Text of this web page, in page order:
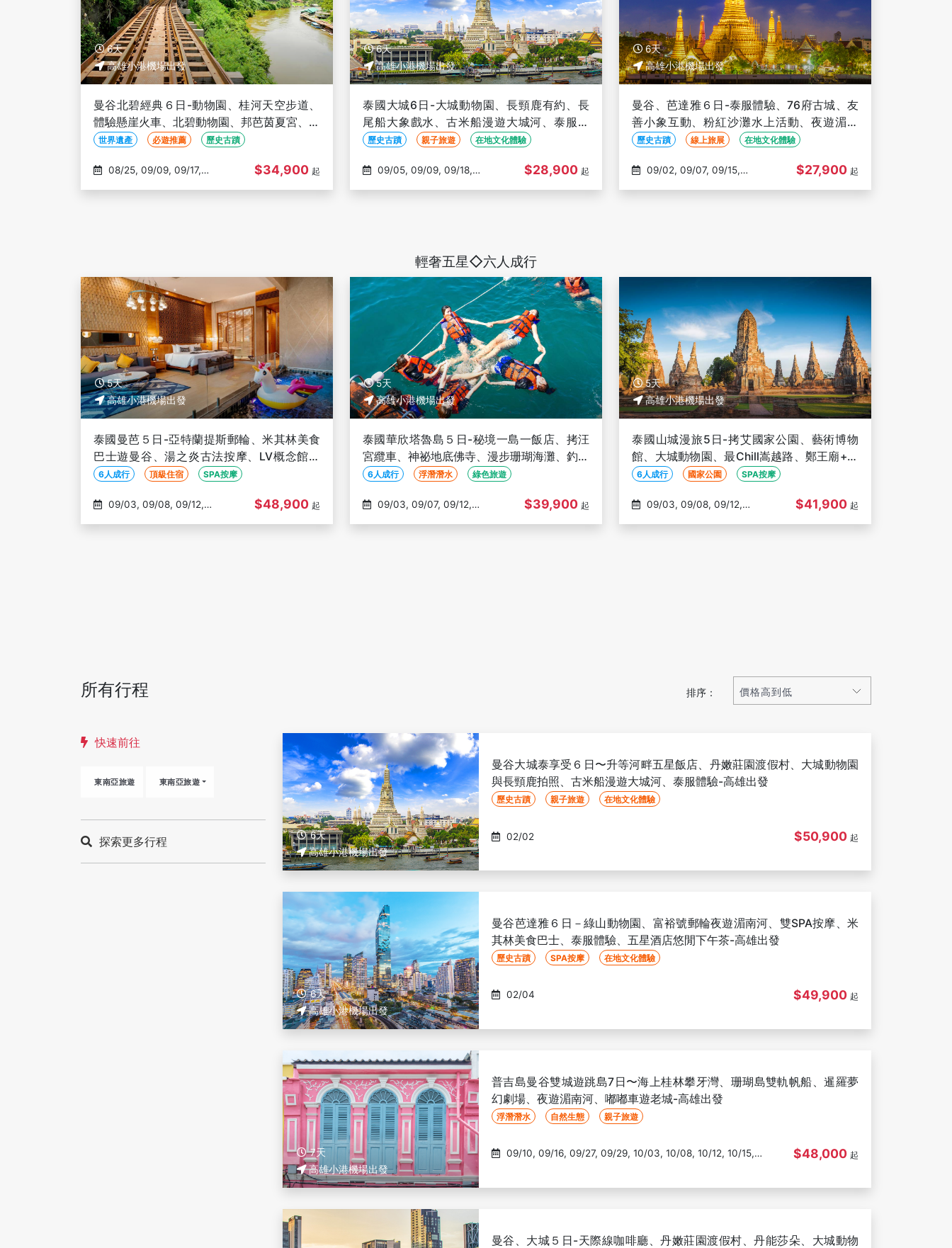
6天
高雄小港機場出發
曼谷北碧經典６日-動物園、桂河天空步道、
體驗懸崖火車、北碧動物園、邦芭茵夏宮、夜
遊昭披耶河、無購物【泰航】-高雄出發
世界遺產 必遊推薦 歷史古蹟
$34,900 起
6天
高雄小港機場出發
泰國大城6日-大城動物園、長頸鹿有約、長
尾船大象戲水、古米船漫遊大城河、泰服體
驗、海景下午茶、泰式指壓【泰航】-高雄出
歷史古蹟 親子旅遊 在地文化體驗
$28,900 起
6天
高雄小港機場出發
曼谷、芭達雅６日-泰服體驗、76府古城、友
善小象互動、粉紅沙灘水上活動、夜遊湄南
河、流水蝦、耀華力路【泰航】-高雄出發
歷史古蹟 線上旅展 在地文化體驗
$27,900 起
輕奢五星◇六人成行
5天
高雄小港機場出發
泰國曼芭５日-亞特蘭提斯郵輪、米其林美食
巴士遊曼谷、湯之炎古法按摩、LV概念館、
丹能莎朵、椰林咖啡【六人成行、高雄出發】
6人成行 頂級住宿 SPA按摩
$48,900 起
5天
高雄小港機場出發
泰國華欣塔魯島５日-秘境一島一飯店、拷汪
宮纜車、神祕地底佛寺、漫步珊瑚海灘、釣魷
魚、侏儸紀體驗展【六人成行、高雄出發】
6人成行 浮潛潛水 綠色旅遊
$39,900 起
5天
高雄小港機場出發
泰國山城漫旅5日-拷艾國家公園、藝術博物
館、大城動物園、最Chill嵩越路、鄭王廟+泰
服體驗【六人成行、高雄出發】
6人成行 國家公園 SPA按摩
$41,900 起
所有行程 排序：
快速前往
東南亞旅遊 東南亞旅遊
探索更多行程
6天
高雄小港機場出發
曼谷大城泰享受６日〜升等河畔五星飯店、丹嫩莊園渡假村、大城動物園
與長頸鹿拍照、古米船漫遊大城河、泰服體驗-高雄出發
歷史古蹟 親子旅遊 在地文化體驗
02/02 $50,900 起
6天
高雄小港機場出發
曼谷芭達雅６日－綠山動物園、富裕號郵輪夜遊湄南河、雙SPA按摩、米
其林美食巴士、泰服體驗、五星酒店悠閒下午茶-高雄出發
歷史古蹟 SPA按摩 在地文化體驗
02/04 $49,900 起
7天
高雄小港機場出發
普吉島曼谷雙城遊跳島7日〜海上桂林攀牙灣、珊瑚島雙軌帆船、暹羅夢
幻劇場、夜遊湄南河、嘟嘟車遊老城-高雄出發
浮潛潛水 自然生態 親子旅遊
12/10, 12/15, 12/18, 12/22, 01/04, 01/08, 01/13, 01/21,
$48,000 起
曼谷、大城５日-天際線咖啡廳、丹嫩莊園渡假村、丹能莎朵、大城動物